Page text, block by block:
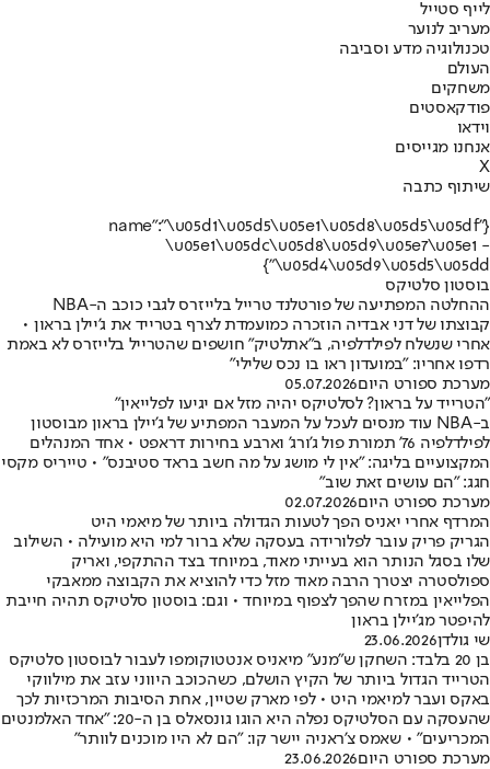
לייף סטייל
מעריב לנוער
טכנולוגיה מדע וסביבה
העולם
משחקים
פודקאסטים
וידאו
אנחנו מגייסים
X
שיתוף כתבה
{"name":"\u05d1\u05d5\u05e1\u05d8\u05d5\u05df
\u05e1\u05dc\u05d8\u05d9\u05e7\u05e1 -
\u05d4\u05d9\u05d5\u05dd"}
בוסטון סלטיקס
ההחלטה המפתיעה של פורטלנד טרייל בלייזרס לגבי כוכב ה-NBA
קבוצתו של דני אבדיה הוזכרה כמועמדת לצרף בטרייד את ג'יילן בראון •
אחרי שנשלח לפילדלפיה, ב"אתלטיק" חושפים שהטרייל בלייזרס לא באמת
רדפו אחריו: "במועדון ראו בו נכס שלילי"
מערכת ספורט היום05.07.2026
"הטרייד על בראון? לסלטיקס יהיה מזל אם יגיעו לפלייאין"
ב-NBA עוד מנסים לעכל על המעבר המפתיע של ג'יילן בראון מבוסטון
לפילדלפיה 76' תמורת פול ג'ורג' וארבע בחירות דראפט • אחד המנהלים
המקצועיים בליגה: "אין לי מושג על מה חשב בראד סטיבנס" • טייריס מקסי
חגג: "הם עושים זאת שוב"
מערכת ספורט היום02.07.2026
המרדף אחרי יאניס הפך לטעות הגדולה ביותר של מיאמי היט
הגריק פריק עובר לפלורידה בעסקה שלא ברור למי היא מועילה • השילוב
שלו בסגל הנותר הוא בעייתי מאוד, במיוחד בצד ההתקפי, ואריק
ספולסטרה יצטרך הרבה מאוד מזל כדי להוציא את הקבוצה ממאבקי
הפלייאין במזרח שהפך לצפוף במיוחד • וגם: בוסטון סלטיקס תהיה חייבת
להיפטר מג'יילן בראון
שי גולדן23.06.2026
בן 20 בלבד: השחקן ש"מנע" מיאניס אנטטוקומפו לעבור לבוסטון סלטיקס
הטרייד הגדול ביותר של הקיץ הושלם, כשהכוכב היווני עזב את מילווקי
באקס ועבר למיאמי היט • לפי מארק שטיין, אחת הסיבות המרכזיות לכך
שהעסקה עם הסלטיקס נפלה היא הוגו גונסאלס בן ה-20: "אחד האלמנטים
המכריעים" • שאמס צ'ראניה יישר קו: "הם לא היו מוכנים לוותר"
מערכת ספורט היום23.06.2026